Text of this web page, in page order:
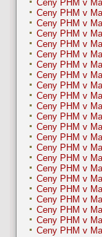
Ceny PHM v
Ceny PHM v
Ceny PHM v
Ceny PHM v
Ceny PHM v
Ceny PHM v
Ceny PHM v
Ceny PHM v
Ceny PHM v
Ceny PHM v
Ceny PHM v
Ceny PHM v
Ceny PHM v
Ceny PHM v
Ceny PHM v
Ceny PHM v
Ceny PHM v
Ceny PHM v
Ceny PHM v
Ceny PHM v
Ceny PHM v
Ceny PHM v
Ceny PHM v